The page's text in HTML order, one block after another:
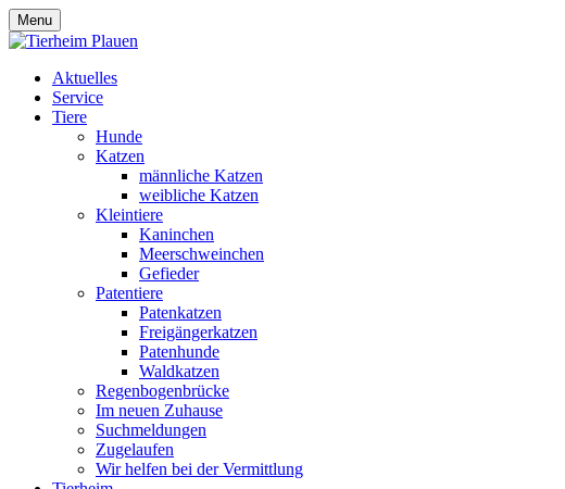
Menu
Aktuelles
Service
Tiere
Hunde
Katzen
männliche Katzen
weibliche Katzen
Kleintiere
Kaninchen
Meerschweinchen
Gefieder
Patentiere
Patenkatzen
Freigängerkatzen
Patenhunde
Waldkatzen
Regenbogenbrücke
Im neuen Zuhause
Suchmeldungen
Zugelaufen
Wir helfen bei der Vermittlung